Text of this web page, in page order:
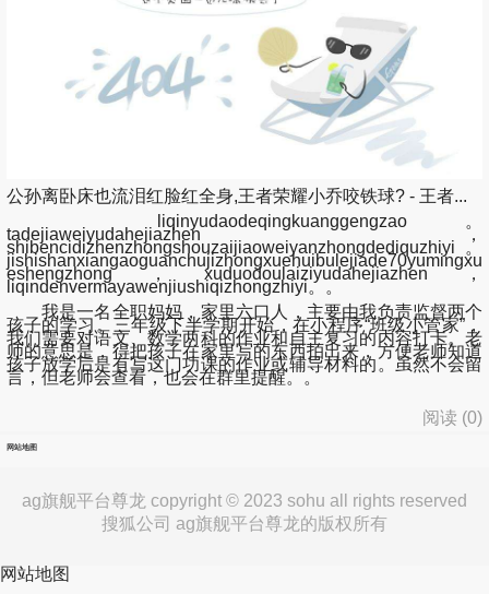
公孙离卧床也流泪红脸红全身,王者荣耀小乔咬铁球? - 王者...
liqinyudaodeqingkuanggengzao。
tadejiaweiyudahejiazhen，
shibencidizhenzhongshouzaijiaoweiyanzhongdediquzhiyi。
jishishanxiangaoguanchujizhongxuehuibulejiade70yumingxu
eshengzhong，xuduodoulaiziyudahejiazhen，
liqindenvermayawenjiushiqizhongzhiyi。。
我是一名全职妈妈，家里六口人，主要由我负责监督两个
孩子的学习。三年级下半学期开始，在小程序“班级小管家”，
我们需要对语文、数学两科的作业和自主复习的内容打卡。老
师的意思是，得把孩子在家里写的东西拍出来，方便老师知道
孩子放学后是有写这门功课的作业或辅导材料的。虽然不会留
言，但老师会查看，也会在群里提醒。。
阅读 (0)
网站地图
ag旗舰平台尊龙 copyright © 2023 sohu all rights reserved
搜狐公司 ag旗舰平台尊龙的版权所有
网站地图